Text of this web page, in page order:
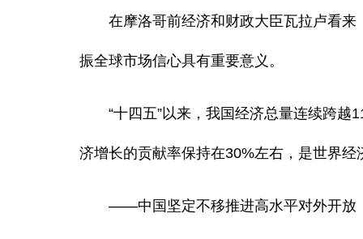
在摩洛哥前经济和财政大臣瓦拉卢看来
振全球市场信心具有重要意义。
“十四五”以来，我国经济总量连续跨越
济增长的贡献率保持在30%左右，是世界经
——中国坚定不移推进高水平对外开放